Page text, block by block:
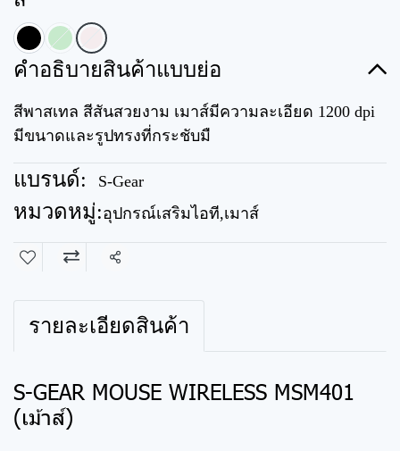
คำอธิบายสินค้าแบบย่อ
สีพาสเทล สีสันสวยงาม เมาส์มีความละเอียด 1200 dpi
มีขนาดและรูปทรงที่กระชับมื
แบรนด์: S-Gear
หมวดหมู่:อุปกรณ์เสริมไอที,เมาส์
แชร์
รายละเอียดสินค้า
S-GEAR MOUSE WIRELESS MSM401
(เม้าส์)